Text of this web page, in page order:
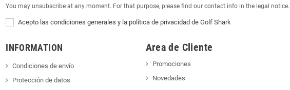
You may unsubscribe at any moment. For that purpose, please find our contact info in the legal notice.
Acepto las condiciones generales y la política de privacidad de Golf Shark
INFORMATION
Condiciones de envío
Protección de datos
Area de Cliente
Promociones
Novedades